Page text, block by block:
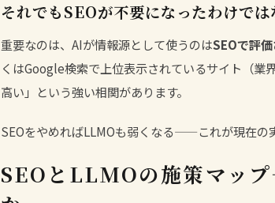
それでもSEOが不要になったわけでは
重要なのは、AIが情報源として使うのはSEOで評
くはGoogle検索で上位表示されているサイト（業
高い」という強い相関があります。
SEOをやめればLLMOも弱くなる——これが現在の
SEOとLLMOの施策マッ